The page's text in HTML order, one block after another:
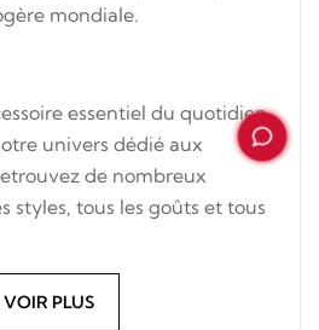
mondiale.
essentiel du quotidien
univers dédié aux
de nombreux
styles, tous les goûts et tous
VOIR PLUS